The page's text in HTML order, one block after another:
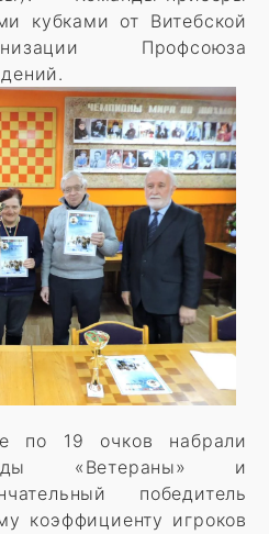
кубками от Витебской
Профсоюза
по 19 очков набрали
«Ветераны» и
победитель
коэффициенту игроков